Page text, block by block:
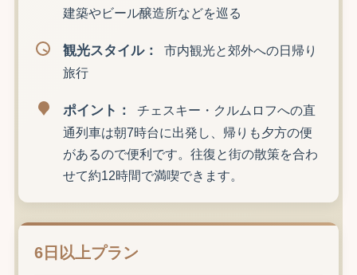
建築やビール醸造所などを巡る
観光スタイル：
市内観光と郊外への日帰り
旅行
ポイント：
チェスキー・クルムロフへの直
通列車は朝7時台に出発し、帰りも夕方の便
があるので便利です。往復と街の散策を合わ
せて約12時間で満喫できます。
6日以上プラン